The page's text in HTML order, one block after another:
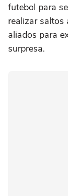
futebol para
realizar saltos
aliados para
surpresa.